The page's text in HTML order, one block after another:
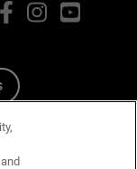
FacebookInstagramYouTube